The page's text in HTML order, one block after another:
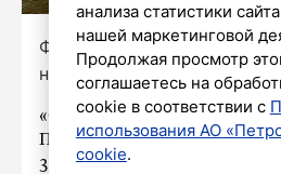
Фото: телеграм-канал
народного фронта» в
«Общероссийский
Петербурге показал
31-го полка, а
анализа статистики
нашей маркетинговой
Продолжая просмотр
соглашаетесь на
cookie в соответствии с
использования АО
cookie.